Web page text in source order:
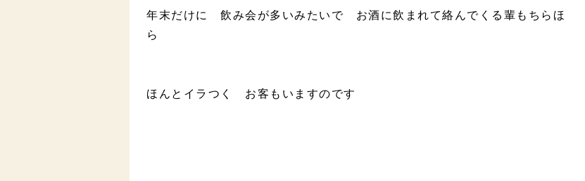
年末だけに 飲み会が多いみたいで お酒に飲まれて絡んでくる輩もちらほ
ら
ほんとイラつく お客もいますのです